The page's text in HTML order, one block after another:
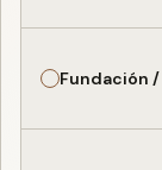
Fundación